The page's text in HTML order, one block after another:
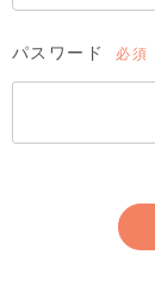
パスワード
須)